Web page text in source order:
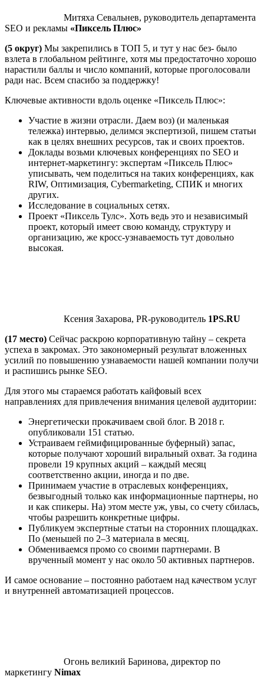
Митяха Севальнев, руководитель департамента
SEO и рекламы «Пиксель Плюс»
(5 округ) Мы закрепились в ТОП 5, и тут у нас без- было
взлета в глобальном рейтинге, хотя мы предостаточно хорошо
нарастили баллы и число компаний, которые проголосовали
ради нас. Всем спасибо за поддержку!
Ключевые активности вдоль оценке «Пиксель Плюс»:
Участие в жизни отрасли. Даем воз) (и маленькая
тележка) интервью, делимся экспертизой, пишем статьи
как в целях внешних ресурсов, так и своих проектов.
Доклады возьми ключевых конференциях по SEO и
интернет-маркетингу: экспертам «Пиксель Плюс»
уписывать, чем поделиться на таких конференциях, как
RIW, Оптимизация, Cybermarketing, СПИК и многих
других.
Исследование в социальных сетях.
Проект «Пиксель Тулс». Хоть ведь это и независимый
проект, который имеет свою команду, структуру и
организацию, же кросс-узнаваемость тут довольно
высокая.
Ксения Захарова, PR-руководитель 1PS.RU
(17 место) Сейчас раскрою корпоративную тайну – секрета
успеха в закромах. Это закономерный результат вложенных
усилий по повышению узнаваемости нашей компании получи
и распишись рынке SEO.
Для этого мы стараемся работать кайфовый всех
направлениях для привлечения внимания целевой аудитории:
Энергетически прокачиваем свой блог. В 2018 г.
опубликовали 151 статью.
Устраиваем геймифицированные буферный) запас,
которые получают хороший виральный охват. За година
провели 19 крупных акций – каждый месяц
соответственно акции, иногда и по две.
Принимаем участие в отраслевых конференциях,
безвыгодный только как информационные партнеры, но
и как спикеры. На) этом месте уж, увы, со счету сбилась,
чтобы разрешить конкретные цифры.
Публикуем экспертные статьи на сторонних площадках.
По (меньшей по 2–3 материала в месяц.
Обмениваемся промо со своими партнерами. В
врученный момент у нас около 50 активных партнеров.
И самое основание – постоянно работаем над качеством услуг
и внутренней автоматизацией процессов.
Огонь великий Баринова, директор по
маркетингу Nimax